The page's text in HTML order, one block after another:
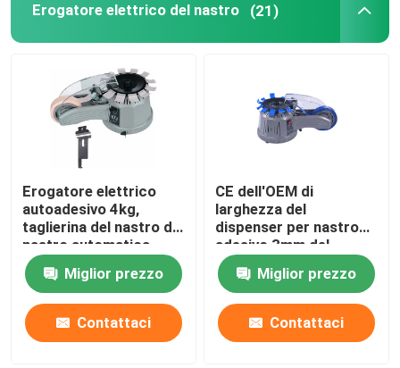
concentratore dell'ossigeno 10L
Locale essiccatoio dell'animale domestico
Animale domestico che asciuga scatola
Cat Smart Toilet
Erogatore dell'acqua dell'animale domestico
Micro macchina della bolla per i cani
Erogatore elettrico del nastro (21)
Erogatore elettrico
autoadesivo 4kg,
taglierina del nastro di
nastro automatica
dell'OEM
Miglior prezzo
Contattaci
CE dell'OEM di
larghezza del
dispenser per nastro
adesivo 3mm del
nastro del carosello
110V Miglior prezzo
Contattaci